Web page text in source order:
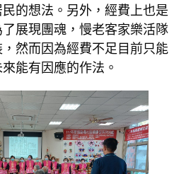
的想法。另外，經費上也是
展現團魂，慢老客家樂活隊
然而因為經費不足目前只能
能有因應的作法。